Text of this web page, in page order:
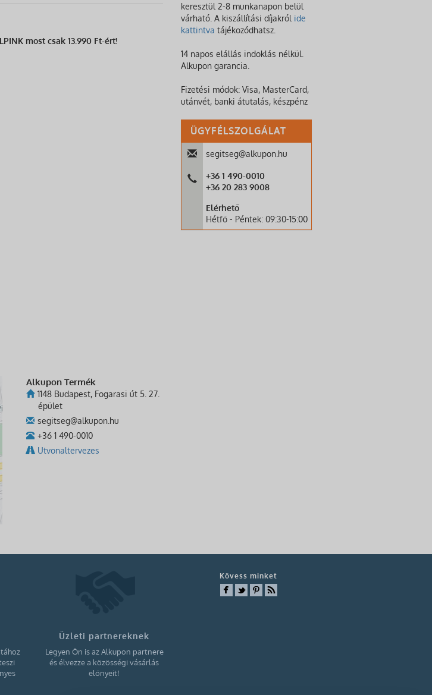
most csak 13.990 Ft-ért!
Alkupon Termék
1148 Budapest, Fogarasi út 5. 27.
épület
segitseg@alkupon.hu
+36 1 490-0010
Utvonaltervezes
keresztül 2-8 munkanapon belül
várható. A kiszállítási díjakról ide
kattintva tájékozódhatsz.
14 napos elállás indoklás nélkül.
Alkupon garancia.
Fizetési módok: Visa, MasterCard,
utánvét, banki átutalás, készpénz
ÜGYFÉLSZOLGÁLAT
segitseg@alkupon.hu
+36 1 490-0010
+36 20 283 9008
Elérhető
Hétfő - Péntek: 09:30-15:00
Üzleti partnereknek
Legyen Ön is az Alkupon partnere
és élvezze a közösségi vásárlás
előnyeit!
Kövess minket